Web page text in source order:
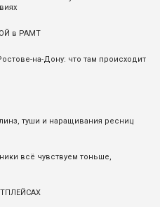
в РАМТ
на-Дону: что там происходит
туши и наращивания ресниц
всё чувствуем тоньше,